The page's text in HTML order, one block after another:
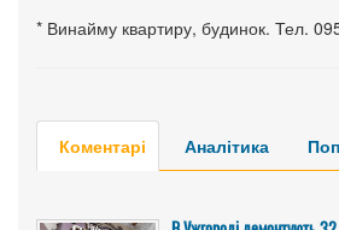
* Винайму квартиру, будинок. Тел.
Коментарі Аналітика